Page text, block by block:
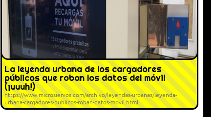
La leyenda urbana de los cargadores
públicos que roban los datos del móvil
(¡uuuh!)
https://www.microsiervos.com/archivo/leyendas-urbanas/leyenda-
urbana-cargadores-publicos-roban-datos-movil.html